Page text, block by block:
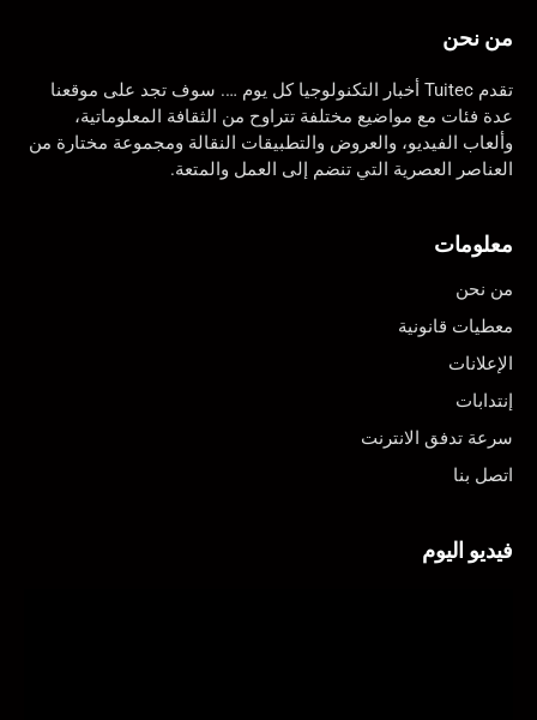
من نحن
تقدم Tuitec أخبار التكنولوجيا كل يوم …. سوف تجد على موقعنا
عدة فئات مع مواضيع مختلفة تتراوح من الثقافة المعلوماتية،
وألعاب الفيديو، والعروض والتطبيقات النقالة ومجموعة مختارة من
العناصر العصرية التي تنضم إلى العمل والمتعة.
معلومات
من نحن
معطيات قانونية
الإعلانات
إنتدابات
سرعة تدفق الانترنت
اتصل بنا
فيديو اليوم